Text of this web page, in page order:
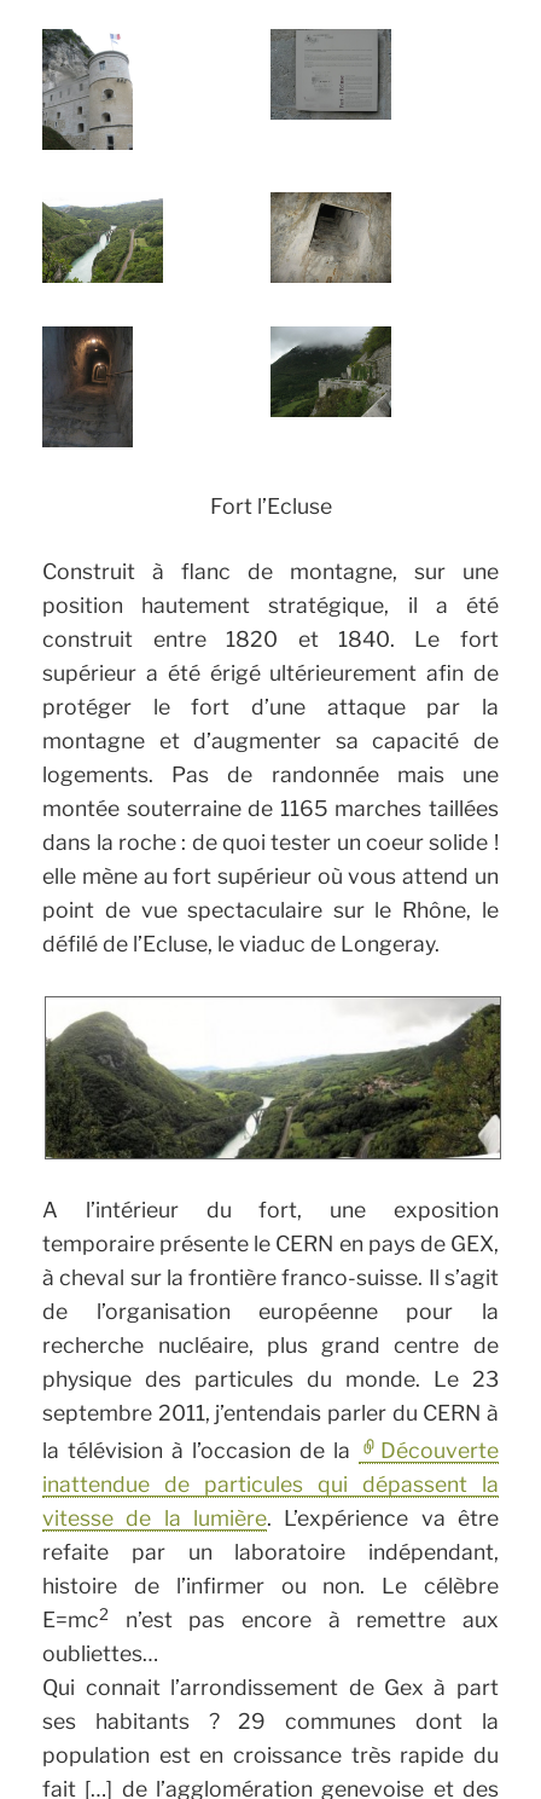
Fort l’Ecluse
Construit à flanc de montagne, sur une
position hautement stratégique, il a été
construit entre 1820 et 1840. Le fort
supérieur a été érigé ultérieurement afin de
protéger le fort d’une attaque par la
montagne et d’augmenter sa capacité de
logements. Pas de randonnée mais une
montée souterraine de 1165 marches taillées
dans la roche : de quoi tester un coeur solide !
elle mène au fort supérieur où vous attend un
point de vue spectaculaire sur le Rhône, le
défilé de l’Ecluse, le viaduc de Longeray.
A l’intérieur du fort, une exposition
temporaire présente le CERN en pays de GEX,
à cheval sur la frontière franco-suisse. Il s’agit
de l’organisation européenne pour la
recherche nucléaire, plus grand centre de
physique des particules du monde. Le 23
septembre 2011, j’entendais parler du CERN à
la télévision à l’occasion de la
Découverte
inattendue de particules qui dépassent la
vitesse de la lumière. L’expérience va être
refaite par un laboratoire indépendant,
histoire de l’infirmer ou non. Le célèbre
E=mc2
n’est pas encore à remettre aux
oubliettes…
Qui connait l’arrondissement de Gex à part
ses habitants ? 29 communes dont la
population est en croissance très rapide du
fait […] de l’agglomération genevoise et des